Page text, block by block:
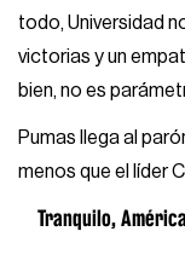
todo, Universidad
victorias y un
bien, no es
Pumas llega al
menos que el líder
Tranquilo,